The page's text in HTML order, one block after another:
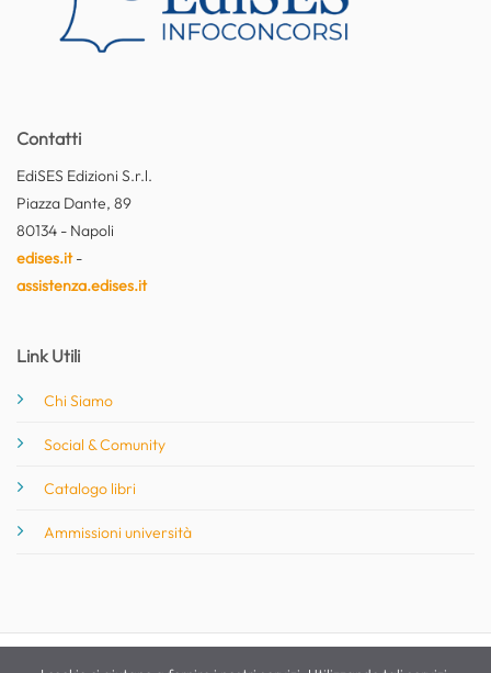
Contatti
EdiSES Edizioni S.r.l.
Piazza Dante, 89
80134 - Napoli
edises.it-
assistenza.edises.it
Link Utili
Chi Siamo
Social & Comunity
Catalogo libri
Ammissioni università